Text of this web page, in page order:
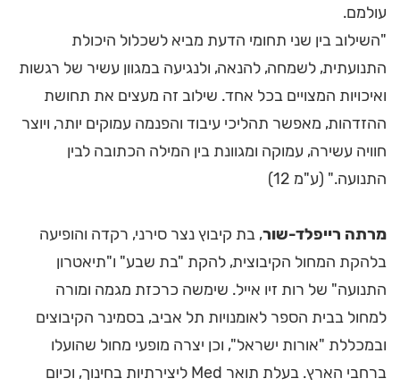
עולמם.
"השילוב בין שני תחומי הדעת מביא לשכלול היכולת
התנועתית, לשמחה, להנאה, ולנגיעה במגוון עשיר של רגשות
ואיכויות המצויים בכל אחד. שילוב זה מעצים את תחושת
ההזדהות, מאפשר תהליכי עיבוד והפנמה עמוקים יותר, ויוצר
חוויה עשירה, עמוקה ומגוונת בין המילה הכתובה לבין
התנועה." (ע"מ 12)
מרתה רייפלד-שור, בת קיבוץ נצר סירני, רקדה והופיעה
בלהקת המחול הקיבוצית, להקת "בת שבע" ו"תיאטרון
התנועה" של רות זיו אייל. שימשה כרכזת מגמה ומורה
למחול בבית הספר לאומנויות תל אביב, בסמינר הקיבוצים
ובמכללת "אורות ישראל", וכן יצרה מופעי מחול שהועלו
ברחבי הארץ. בעלת תואר Med ליצירתיות בחינוך, וכיום